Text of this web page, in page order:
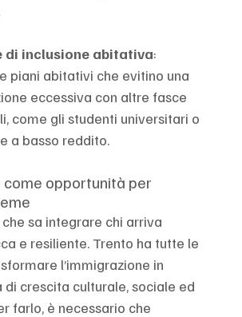
di inclusione abitativa:
piani abitativi che evitino una
eccessiva con altre fasce
come gli studenti universitari o
a basso reddito.
opportunità per
sa integrare chi arriva
e resiliente. Trento ha tutte le
l’immigrazione in
di crescita culturale, sociale ed
farlo, è necessario che